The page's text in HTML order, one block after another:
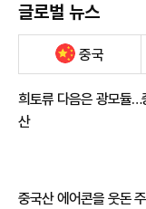
글로벌 뉴스
중국
희토류 다음은 광모듈…
산
중국산 에어콘을 웃돈